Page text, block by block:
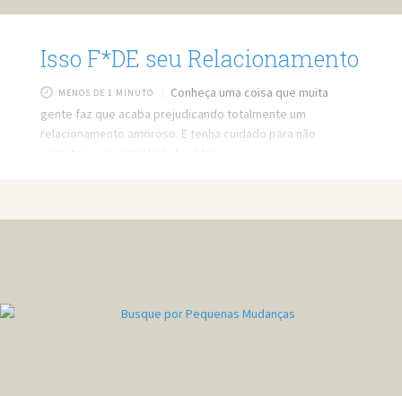
Isso F*DE seu Relacionamento
MENOS DE 1 MINUTO
Conheça uma coisa que muita
gente faz que acaba prejudicando totalmente um
relacionamento amoroso. E tenha cuidado para não